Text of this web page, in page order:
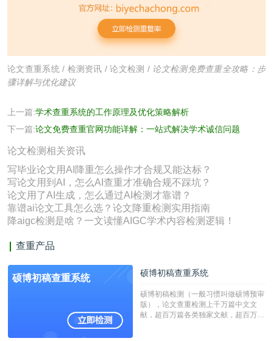
论文查重系统/ 检测资讯 /论文检测 / 论文检测免费查重全攻略：步
骤详解与优化建议
上一篇:学术查重系统的工作原理及优化策略解析
下一篇:论文免费查重官网功能详解：一站式解决学术诚信问题
论文检测相关资讯
写毕业论文用AI降重怎么操作才合规又能达标？
写论文用到AI，怎么AI查重才准确合规不踩坑？
论文用了AI生成，怎么通过AI检测才靠谱？
靠谱ai论文工具怎么选？论文降重检测实用指南
降aigc检测是啥？一文读懂AIGC学术内容检测逻辑！
查重产品
硕博初稿查重系统 硕博初稿查重系统
硕博初稿检测（一般习惯叫做硕博预审
版），论文查重检测上千万篇中文文
献，超百万篇各类独家文献，超百万港